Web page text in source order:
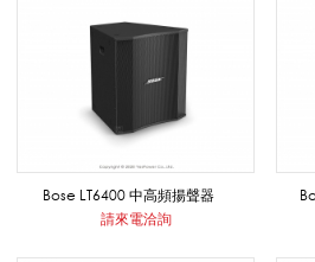
|Bose LT6400 中高頻揚聲器
請來電洽詢